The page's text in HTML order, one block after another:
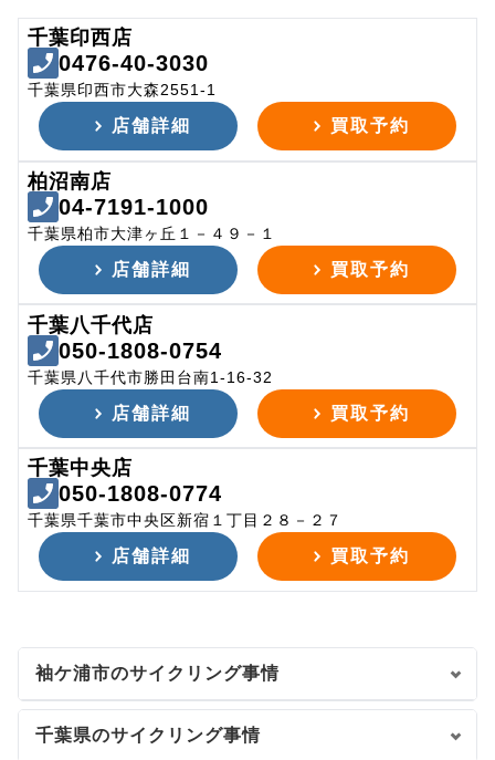
千葉印西店
0476-40-3030
千葉県印西市大森2551-1
店舗詳細 買取予約
柏沼南店
04-7191-1000
千葉県柏市大津ヶ丘１－４９－１
店舗詳細 買取予約
千葉八千代店
050-1808-0754
千葉県八千代市勝田台南1-16-32
店舗詳細 買取予約
千葉中央店
050-1808-0774
千葉県千葉市中央区新宿１丁目２８－２７
店舗詳細 買取予約
袖ケ浦市のサイクリング事情
千葉県のサイクリング事情